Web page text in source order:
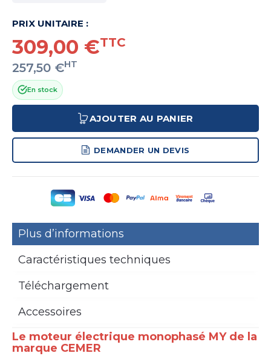
PRIX UNITAIRE :
309,00 €TTC
257,50 €HT
En stock
AJOUTER AU PANIER
DEMANDER UN DEVIS
Plus d’informations
Caractéristiques techniques
Téléchargement
Accessoires
Le moteur électrique monophasé MY de la
marque CEMER